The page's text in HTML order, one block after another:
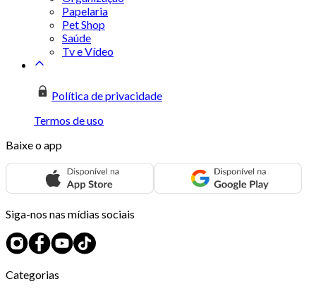
Papelaria
Pet Shop
Saúde
Tv e Vídeo
Política de privacidade
Termos de uso
Baixe o app
Siga-nos nas mídias sociais
Categorias